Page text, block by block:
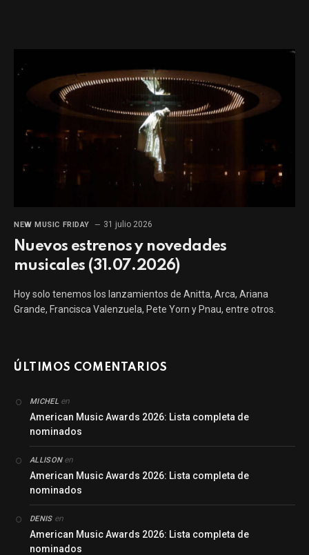
NEW MUSIC FRIDAY 31 julio 2026
Nuevos estrenos y novedades
musicales (31.07.2026)
Hoy solo tenemos los lanzamientos de Anitta, Arca, Ariana
Grande, Francisca Valenzuela, Pete Yorn y Pnau, entre otros.
ÚLTIMOS COMENTARIOS
MICHELen
American Music Awards 2026: Lista completa de
nominados
ALLISONen
American Music Awards 2026: Lista completa de
nominados
DENISen
American Music Awards 2026: Lista completa de
nominados